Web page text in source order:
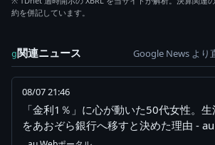
約を併記しています。
g関連ニュース Google News より
08/07 21:46
「金利1％」に心が動いた50代女性。
をあおぞら銀行へ移すと決めた理由 -